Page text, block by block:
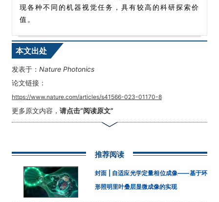
现各种不同的机器视觉任务，具有较高的科研探索价
值。
本文出处
发表于： Nature Photonics
论文链接：
https://www.nature.com/articles/s41566-023-01170-8
更多原文内容， 请点击“阅读原文”
推荐阅读
封面 | 自适应光学定量相位成像——基于环
形照明里叶叠层显微成像的实现